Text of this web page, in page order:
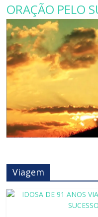
ORAÇÃO PELO
Viagem